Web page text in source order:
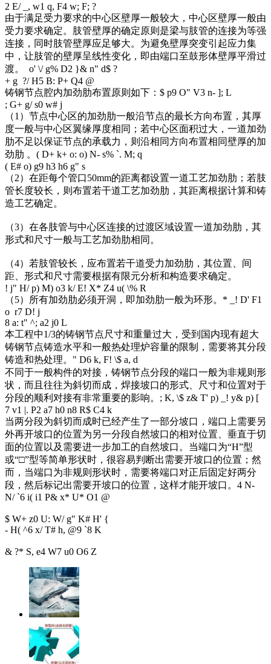
2 E/ _, w1 q, F4 w; F; ?
由于满足受力要求的中心区壁厚一般较大，中心区壁厚一般由
受力要求确定。肢管壁厚的确定原则是梁与肢管的连接为等强
连接，同时肢管壁厚应足够大。为避免壁厚突变引起应力集
中，让肢管的壁厚呈线性变化，即由端口至鼓形体壁厚平滑过
渡。
o' \/ g% D2 }& n" d$ ?
+ g ?/ H5 B: P+ Q4 @
铸钢节点腔内加劲肋布置原则如下： $ p9 O" V3 n- ]; L
; G+ g/ s0 w# j
（1）节点中心区的加劲肋一般沿节点的最长方向布置，其厚
度一般与中心区翼缘厚度相同；若中心区面积过大，一道加劲
肋不足以保证节点的承载力，则沿相同方向布置相同壁厚的加
劲肋 。 ( D+ k+ o: o) N- s% `. M; q
( E# o) g9 h3 h6 g" s
（2）在距每个管口50mm的距离都设置一道工艺加劲肋；若肢
管长度较长，则布置若干道工艺加劲肋，其距离根据计算和铸
造工艺确定。
（3）在各肢管与中心区连接的过渡区域设置一道加劲肋，其
形式和尺寸一般与工艺加劲肋相同。
（4）若肢管较长，应布置若干道受力加劲肋，其位置、间
距、形式和尺寸需要根据有限元分析和构造要求确定。
! j" H/ p) M) o3 k/ E! X* Z4 u( \% R
（5）所有加劲肋必须开洞，即加劲肋一般为环形。 * _! D' F1
o r7 D! j
8 a: t" ^; a2 j0 L
本工程中1/3的铸钢节点尺寸和重量过大，受到国内现有超大
铸钢节点铸造水平和一般热处理炉容量的限制，需要将其分段
铸造和热处理。 " D6 k, F! \$ a, d
不同于一般构件的对接，铸钢节点分段的端口一般为非规则形
状，而且往往为斜切而成，焊接坡口的形式、尺寸和位置对于
分段的顺利对接有非常重要的影响。 ; K, \$ z& T' p) _! y& p) [
7 v1 |. P2 a7 h0 n8 R$ C4 k
当两分段为斜切而成时已经产生了一部分坡口，端口上需要另
外再开坡口的位置为另一分段自然坡口的相对位置、垂直于切
面的位置以及需要进一步加工的自然坡口。当端口为“H”型
或“□”型等简单形状时，很容易判断出需要开坡口的位置；然
而，当端口为非规则形状时，需要将端口对正后固定好两分
段，然后标记出需要开坡口的位置，这样才能开坡口。 4 N-
N/ `6 i( i1 P& x* U* O1 @
$ W+ z0 U: W/ g" K# H' {
- H( ^6 x/ T# h, @9 `8 K
& ?* S, e4 W7 u0 O6 Z